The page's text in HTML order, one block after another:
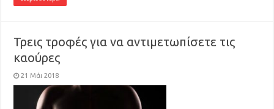
Τρεις τροφές για να αντιμετωπίσετε τις
καούρες
21 Μάι 2018